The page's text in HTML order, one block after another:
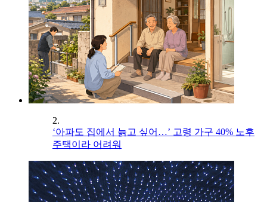
2.
‘아파도 집에서 늙고 싶어…’ 고령 가구 40% 노후
주택이라 어려워